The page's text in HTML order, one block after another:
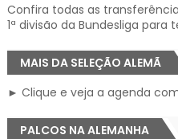
Confira todas as
1ª divisão da Bundesliga para
MAIS DA SELEÇÃO ALEMÃ
► Clique e veja a agenda
PALCOS NA ALEMANHA